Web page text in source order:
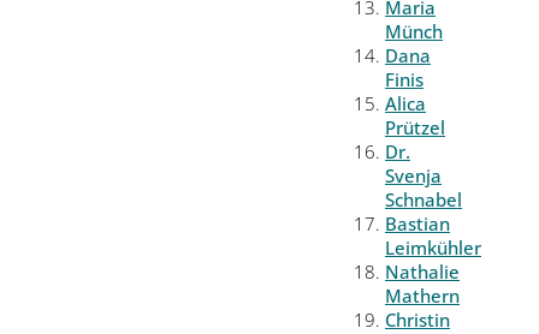
Maria
Münch
Dana
Finis
Alica
Prützel
Dr.
Svenja
Schnabel
Bastian
Leimkühler
Nathalie
Mathern
Christin